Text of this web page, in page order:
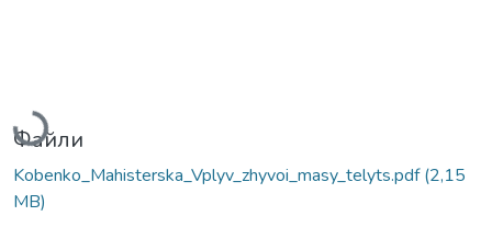
Вантажиться...
Файли
Kobenko_Mahisterska_Vplyv_zhyvoi_masy_telyts.pdf(2,15
MB)